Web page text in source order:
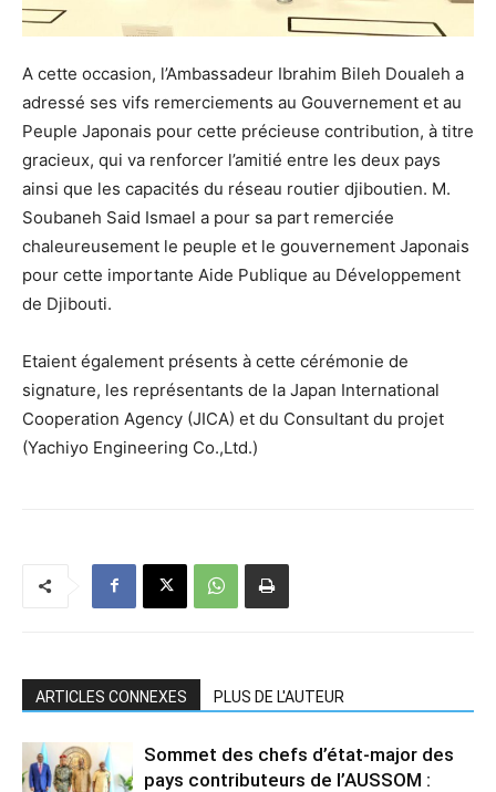
A cette occasion, l’Ambassadeur Ibrahim Bileh Doualeh a
adressé ses vifs remerciements au Gouvernement et au
Peuple Japonais pour cette précieuse contribution, à titre
gracieux, qui va renforcer l’amitié entre les deux pays
ainsi que les capacités du réseau routier djiboutien. M.
Soubaneh Said Ismael a pour sa part remerciée
chaleureusement le peuple et le gouvernement Japonais
pour cette importante Aide Publique au Développement
de Djibouti.
Etaient également présents à cette cérémonie de
signature, les représentants de la Japan International
Cooperation Agency (JICA) et du Consultant du projet
(Yachiyo Engineering Co.,Ltd.)
ARTICLES CONNEXES PLUS DE L'AUTEUR
Sommet des chefs d’état-major des
pays contributeurs de l’AUSSOM :